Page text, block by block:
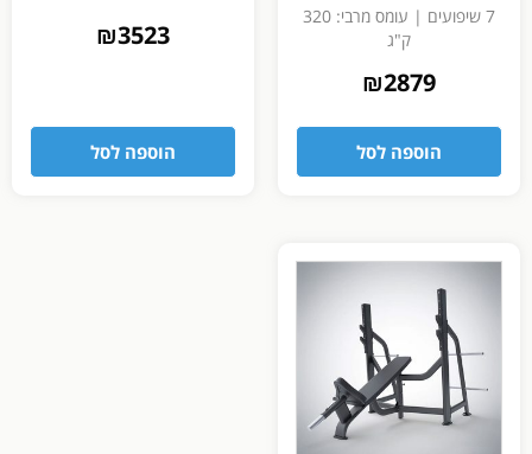
7 שיפועים | עומס מרבי: 320
ק"ג
₪2879
הוספה לסל
₪3523
הוספה לסל